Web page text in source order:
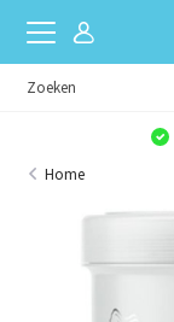
Home